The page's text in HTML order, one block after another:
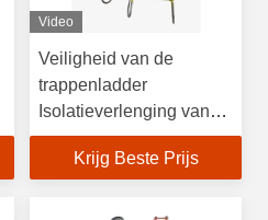
Video
Veiligheid van de
trappenladder
Isolatieverlenging van
de trappenladder
Veiligheid voor de
Krijg Beste Prijs